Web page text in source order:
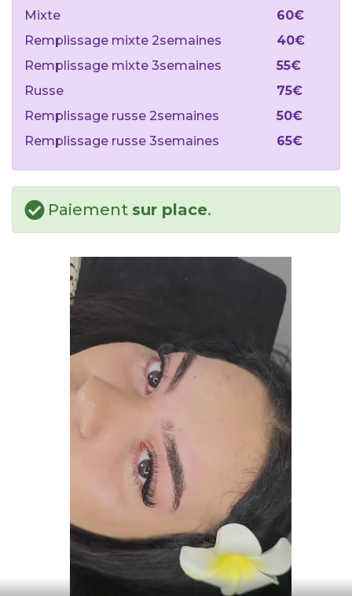
Mixte
60€
Remplissage mixte 2semaines
40€
Remplissage mixte 3semaines
55€
Russe
75€
Remplissage russe 2semaines
50€
Remplissage russe 3semaines
65€
Paiement sur place.